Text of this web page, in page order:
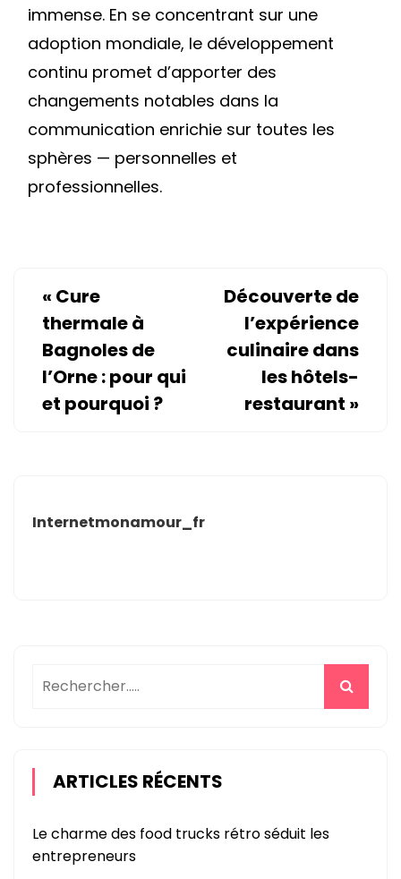
immense. En se concentrant sur une
adoption mondiale, le développement
continu promet d’apporter des
changements notables dans la
communication enrichie sur toutes les
sphères — personnelles et
professionnelles.
« Cure
thermale à
Bagnoles de
l’Orne : pour qui
et pourquoi ?
Découverte de
l’expérience
culinaire dans
les hôtels-
restaurant »
Internetmonamour_fr
ARTICLES RÉCENTS
Le charme des food trucks rétro séduit les
entrepreneurs